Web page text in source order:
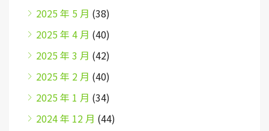
2025 年 5 月 (38)
2025 年 4 月 (40)
2025 年 3 月 (42)
2025 年 2 月 (40)
2025 年 1 月 (34)
2024 年 12 月 (44)